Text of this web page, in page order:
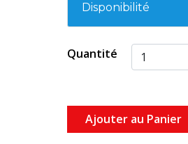
Disponibilité
Quantité
Ajouter au Panier